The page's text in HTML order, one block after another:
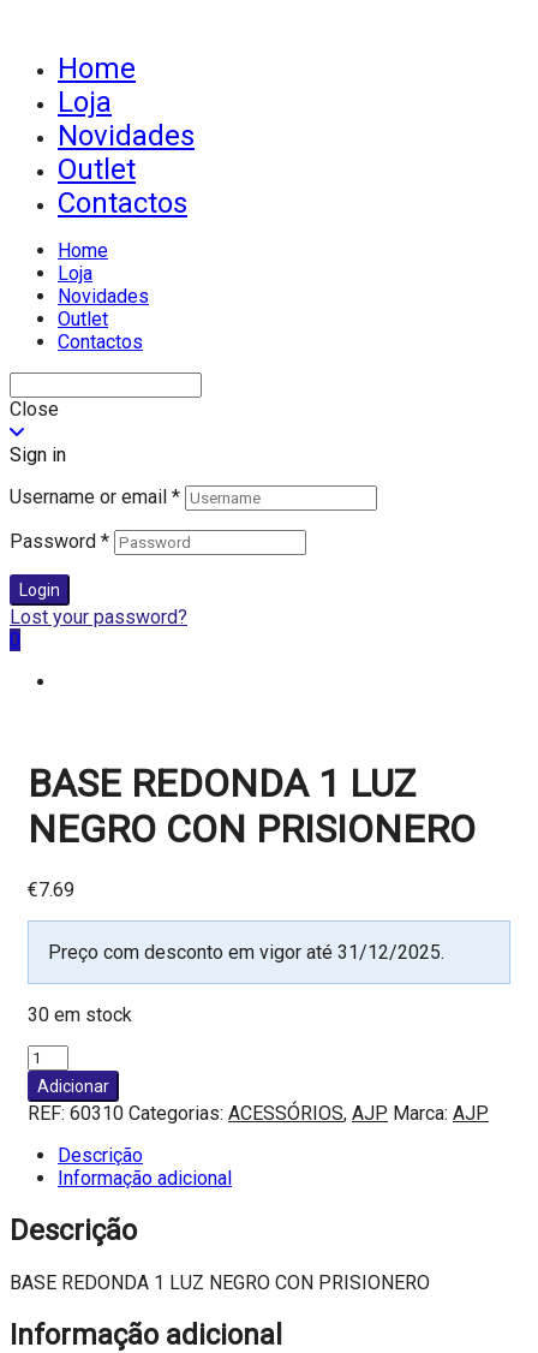
Home
Loja
Novidades
Outlet
Contactos
Home
Loja
Novidades
Outlet
Contactos
Close
Sign in
Username or email *
Password *
Login
Lost your password?
0
BASE REDONDA 1 LUZ
NEGRO CON PRISIONERO
€7.69
Preço com desconto em vigor até 31/12/2025.
30 em stock
Quantidade
de
BASE
REDONDA
LUZ
NEGRO
PRISIONERO
Adicionar
REF: 60310 Categorias: ACESSÓRIOS, AJP Marca: AJP
Descrição
Informação adicional
Descrição
BASE REDONDA 1 LUZ NEGRO CON PRISIONERO
Informação adicional